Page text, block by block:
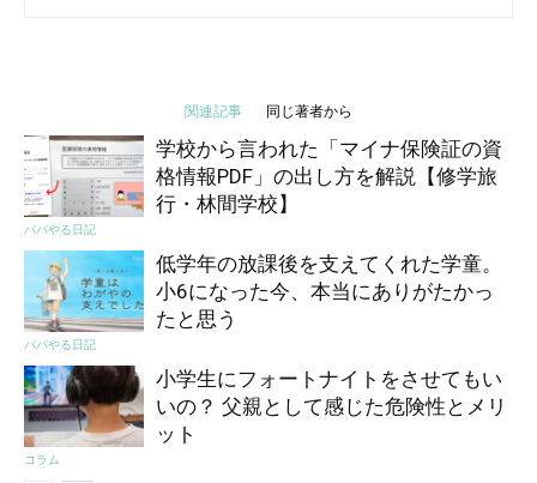
関連記事 同じ著者から
パパやる日記
学校から言われた「マイナ保険証の資
格情報PDF」の出し方を解説【修学旅
行・林間学校】
パパやる日記
低学年の放課後を支えてくれた学童。
小6になった今、本当にありがたかっ
たと思う
コラム
小学生にフォートナイトをさせてもい
いの？ 父親として感じた危険性とメリ
ット